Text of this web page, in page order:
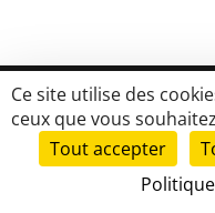
Tous droits
Mise en place
Ce site utilise des
ceux que vous
Tout accepter